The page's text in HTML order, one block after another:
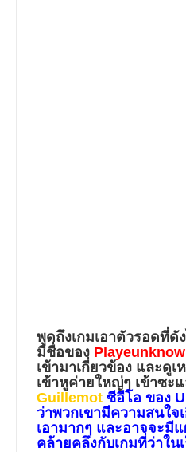
พูดถึงเกมเอาตัวรอดที่
มีชื่อของ
เข้ามาเกี่ยวข้อง และดู
เข้าหูค่ายใหญ่ๆ เข้าซะ
Guillemot ซีอีโอ ของ
ว่าพวกเขามีความสนใจ
เอามากๆ และอาจจะมี
คล้ายคลึงกับเกมที่ว่าใน